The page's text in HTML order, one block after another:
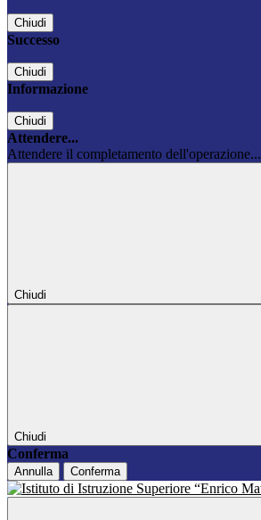
Chiudi
Successo
Chiudi
Informazione
Chiudi
Attendere...
Attendere il completamento dell'operazione...
Chiudi
Chiudi
Conferma
Annulla Conferma